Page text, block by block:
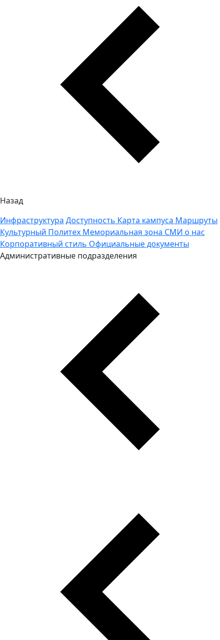
Назад
Инфраструктура Доступность Карта кампуса Маршруты
Культурный Политех Мемориальная зона СМИ о нас
Корпоративный стиль Официальные документы
Административные подразделения